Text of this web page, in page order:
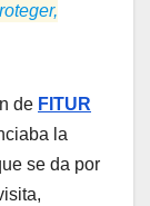
de FITUR
la
se da por